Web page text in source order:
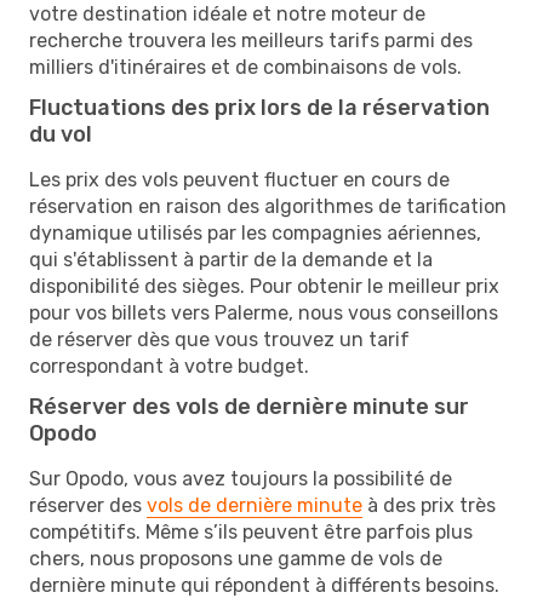
votre destination idéale et notre moteur de
recherche trouvera les meilleurs tarifs parmi des
milliers d'itinéraires et de combinaisons de vols.
Fluctuations des prix lors de la réservation
du vol
Les prix des vols peuvent fluctuer en cours de
réservation en raison des algorithmes de tarification
dynamique utilisés par les compagnies aériennes,
qui s'établissent à partir de la demande et la
disponibilité des sièges. Pour obtenir le meilleur prix
pour vos billets vers Palerme, nous vous conseillons
de réserver dès que vous trouvez un tarif
correspondant à votre budget.
Réserver des vols de dernière minute sur
Opodo
Sur Opodo, vous avez toujours la possibilité de
réserver des vols de dernière minute à des prix très
compétitifs. Même s’ils peuvent être parfois plus
chers, nous proposons une gamme de vols de
dernière minute qui répondent à différents besoins.